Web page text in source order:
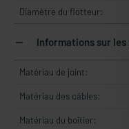
Diamètre du flotteur:
Informations sur les
Matériau de joint:
Matériau des câbles:
Matériau du boîtier: